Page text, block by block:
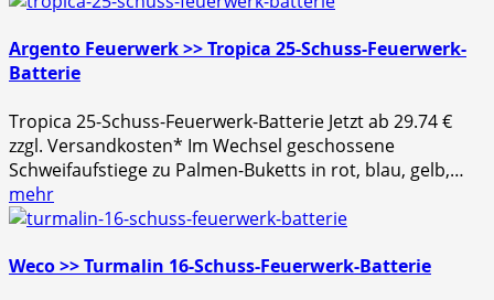
Argento Feuerwerk >> Tropica 25-Schuss-Feuerwerk-
Batterie
Tropica 25-Schuss-Feuerwerk-Batterie Jetzt ab 29.74 €
zzgl. Versandkosten* Im Wechsel geschossene
Schweifaufstiege zu Palmen-Buketts in rot, blau, gelb,…
mehr
Weco >> Turmalin 16-Schuss-Feuerwerk-Batterie